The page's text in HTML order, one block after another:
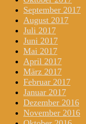
September 2017
August 2017
Juli 2017
Juni 2017
Mai 2017
April 2017
März 2017
Februar 2017
Januar 2017
Dezember 2016
November 2016